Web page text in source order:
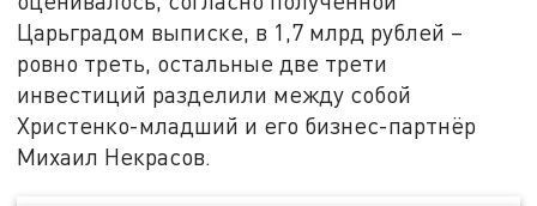
Царьградом выписке, в 1,7 млрд рублей –
ровно треть, остальные две трети
инвестиций разделили между собой
Христенко-младший и его бизнес-партнёр
Михаил Некрасов.